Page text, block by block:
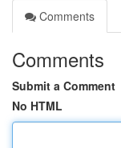
Comments
Comments
Submit a Comment
No HTML